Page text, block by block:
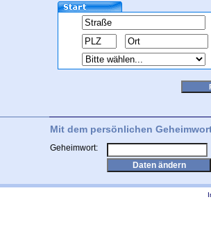
Mit dem persönlichen
Geheimwort: